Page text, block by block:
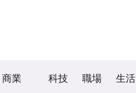
商業 科技 職場 生活